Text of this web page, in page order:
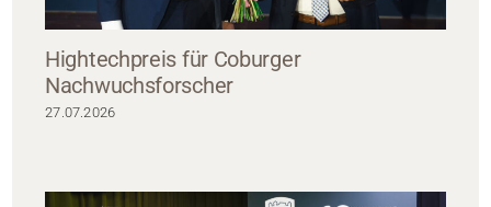
Hightechpreis für Coburger
Nachwuchsforscher
27.07.2026